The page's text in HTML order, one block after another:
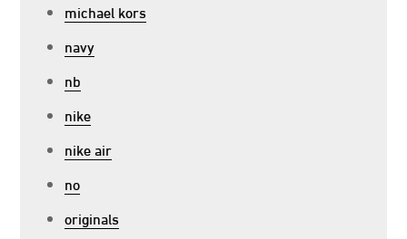
michael kors
navy
nb
nike
nike air
no
originals